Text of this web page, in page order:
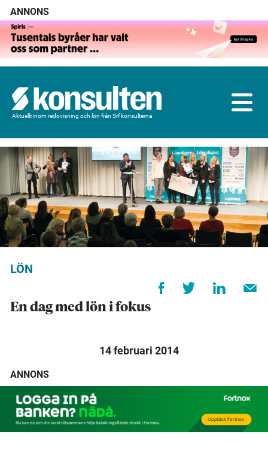
ANNONS
Aktuellt inom redovisning och lön från Srf konsulterna
LÖN
En dag med lön i fokus
14 februari 2014
ANNONS